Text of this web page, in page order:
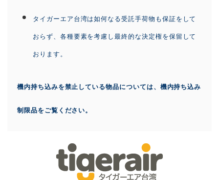
タイガーエア台湾は如何なる受託手荷物も保証をして
おらず、各種要素を考慮し最終的な決定権を保留して
おります。
機内持ち込みを禁止している物品については、機内持ち込み
制限品をご覧ください。